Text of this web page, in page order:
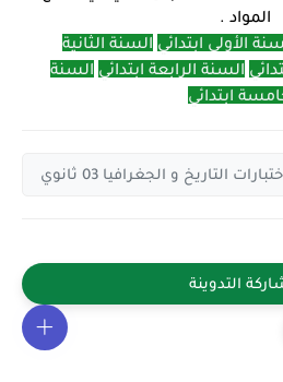
المواد .
الأولى ابتدائي السنة الثانية
السنة الرابعة ابتدائي السنة
ابتدائي
التاريخ و الجغرافيا 03 ثانوي